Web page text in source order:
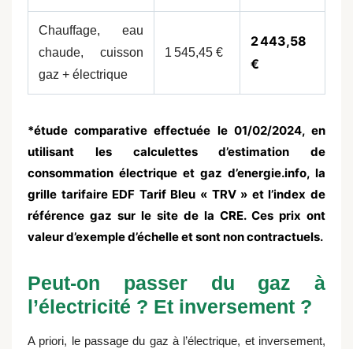
Chauffage, eau
chaude, cuisson
gaz + électrique
1 545,45 €
2 443,58
€
*étude comparative effectuée le 01/02/2024, en
utilisant les calculettes d’estimation de
consommation électrique et gaz d’energie.info, la
grille tarifaire EDF Tarif Bleu « TRV » et l’index de
référence gaz sur le site de la CRE. Ces prix ont
valeur d’exemple d’échelle et sont non contractuels.
Peut-on passer du gaz à
l’électricité ? Et inversement ?
A priori, le passage du gaz à l’électrique, et inversement,